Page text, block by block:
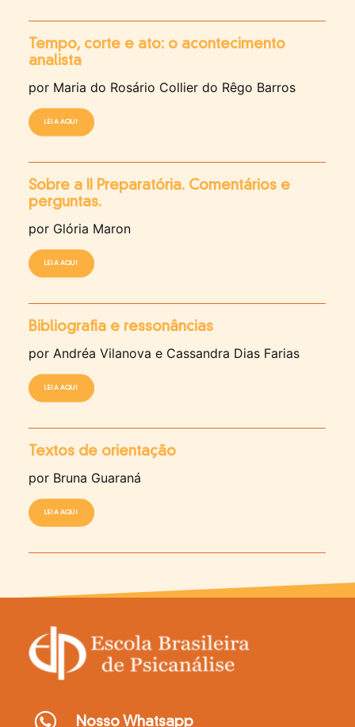
Tempo, corte e ato: o acontecimento
analista
por Maria do Rosário Collier do Rêgo Barros
LEIA AQUI
Sobre a II Preparatória. Comentários e
perguntas.
por Glória Maron
LEIA AQUI
Bibliografia e ressonâncias
por Andréa Vilanova e Cassandra Dias Farias
LEIA AQUI
Textos de orientação
por Bruna Guaraná
LEIA AQUI
Nosso Whatsapp